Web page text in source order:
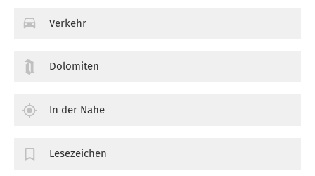
Verkehr
Dolomiten
In der Nähe
Lesezeichen